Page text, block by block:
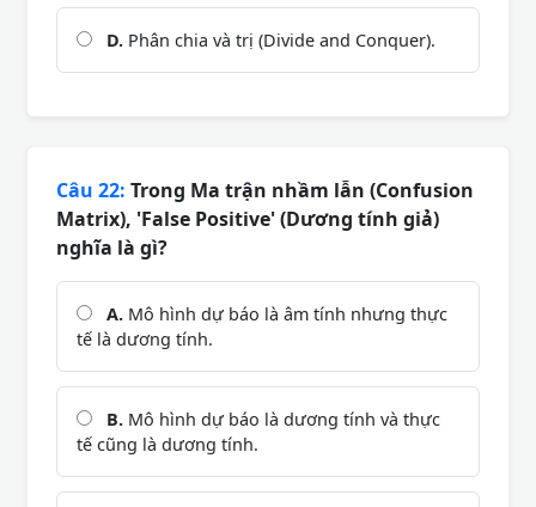
D. Phân chia và trị (Divide and Conquer).
Câu 22: Trong Ma trận nhầm lẫn (Confusion
Matrix), 'False Positive' (Dương tính giả)
nghĩa là gì?
A. Mô hình dự báo là âm tính nhưng thực
tế là dương tính.
B. Mô hình dự báo là dương tính và thực
tế cũng là dương tính.